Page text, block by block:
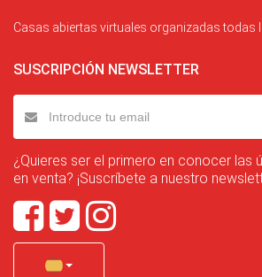
Casas abiertas virtuales organizadas todas
SUSCRIPCIÓN NEWSLETTER
¿Quieres ser el primero en conocer las
en venta? ¡Suscríbete a nuestro